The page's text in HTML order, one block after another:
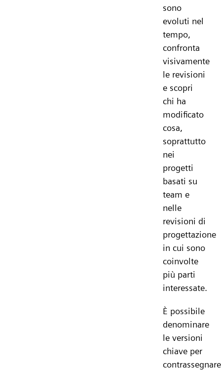
sono
evoluti nel
tempo,
confronta
visivamente
le revisioni
e scopri
chi ha
modificato
cosa,
soprattutto
nei
progetti
basati su
team e
nelle
revisioni di
progettazione
in cui sono
coinvolte
più parti
interessate.
È possibile
denominare
le versioni
chiave per
contrassegnare